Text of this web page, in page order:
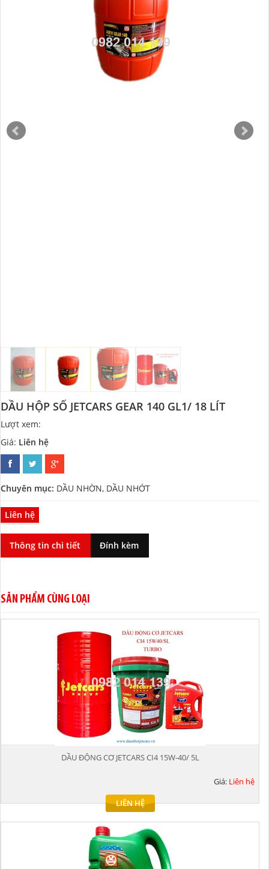
DẦU HỘP SỐ JETCARS GEAR 140 GL1/ 18 LÍT
Lượt xem:
Giá: Liên hệ
Chuyên mục: DẦU NHỜN, DẦU NHỚT
Liên hệ
Thông tin chi tiết Đính kèm
SẢN PHẨM CÙNG LOẠI
DẦU ĐỘNG CƠ JETCARS CI4 15W-40/ 5L
Giá: Liên hệ
LIÊN HỆ